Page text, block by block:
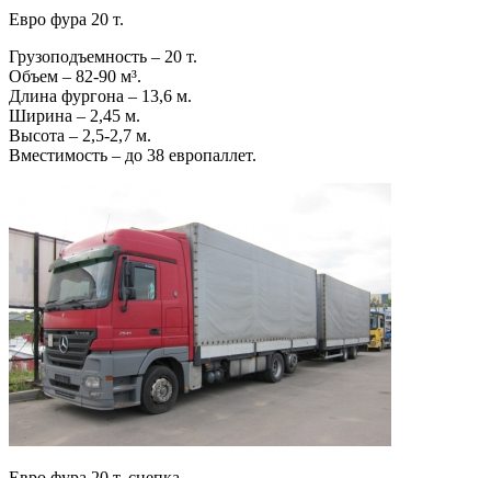
Евро фура 20 т.
Грузоподъемность – 20 т.
Объем – 82-90 м³.
Длина фургона – 13,6 м.
Ширина – 2,45 м.
Высота – 2,5-2,7 м.
Вместимость – до 38 европаллет.